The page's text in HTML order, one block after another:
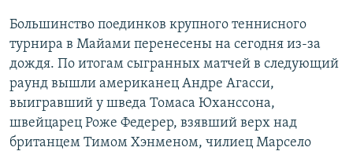
Большинство поединков крупного теннисного
турнира в Майами перенесены на сегодня из-за
дождя. По итогам сыгранных матчей в следующий
раунд вышли американец Андре Агасси,
выигравший у шведа Томаса Юханссона,
швейцарец Роже Федерер, взявший верх над
британцем Тимом Хэнменом, чилиец Марсело